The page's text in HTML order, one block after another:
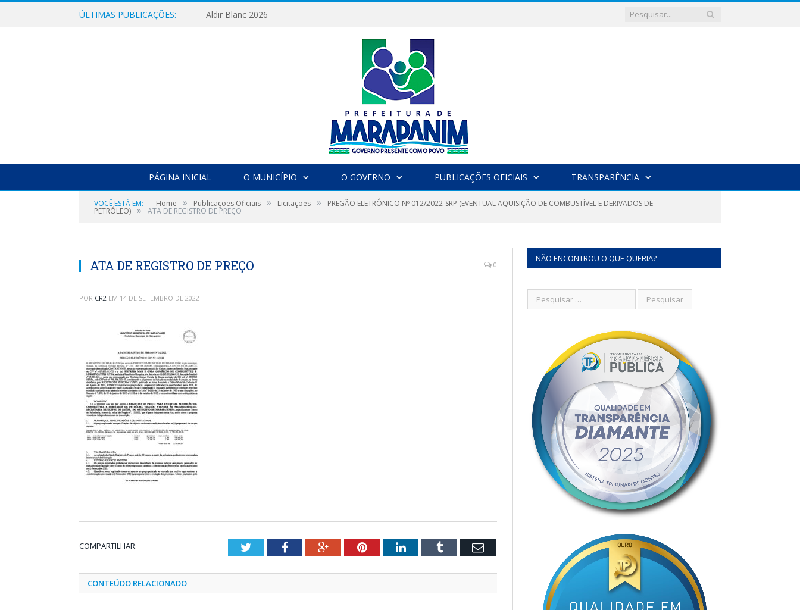
ÚLTIMAS PUBLICAÇÕES: Aldir Blanc 2026
PÁGINA INICIAL O MUNICÍPIO O GOVERNO PUBLICAÇÕES OFICIAIS TRANSPARÊNCIA
VOCÊ ESTÁ EM: Home » Publicações Oficiais » Licitações » PREGÃO ELETRÔNICO Nº 012/2022-SRP (EVENTUAL AQUISIÇÃO DE COMBUSTÍVEL E DERIVADOS DE
PETRÓLEO) » ATA DE REGISTRO DE PREÇO
ATA DE REGISTRO DE PREÇO 0
POR CR2 EM 14 DE SETEMBRO DE 2022
COMPARTILHAR: TwitterFacebookGoogle+PinterestLinkedInTumblr Email
CONTEÚDO RELACIONADO
NÃO ENCONTROU O QUE QUERIA?